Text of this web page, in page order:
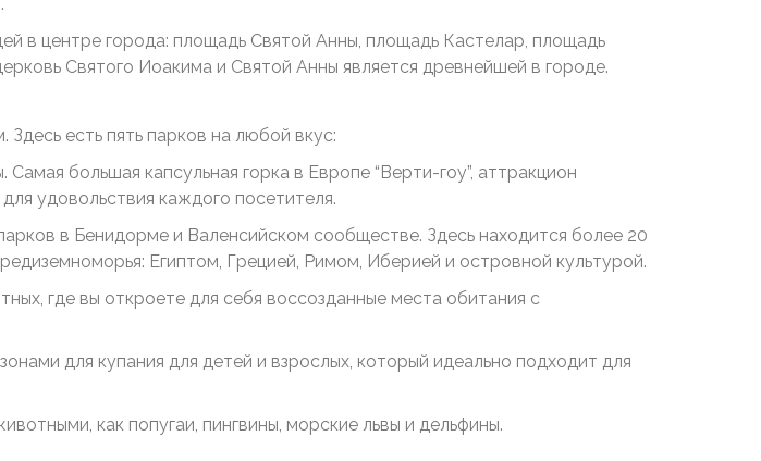
в центре города: площадь Святой Анны, площадь Кастелар, площадь
Святого Иоакима и Святой Анны является древнейшей в городе.
есть пять парков на любой вкус:
большая капсульная горка в Европе “Верти-гоу”, аттракцион
удовольствия каждого посетителя.
в Бенидорме и Валенсийском сообществе. Здесь находится более 20
Египтом, Грецией, Римом, Иберией и островной культурой.
где вы откроете для себя воссозданные места обитания с
для купания для детей и взрослых, который идеально подходит для
как попугаи, пингвины, морские львы и дельфины.